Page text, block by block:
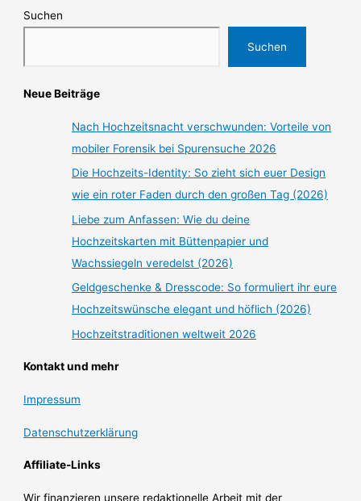
Suchen
Suchen
Neue Beiträge
Nach Hochzeitsnacht verschwunden: Vorteile von
mobiler Forensik bei Spurensuche 2026
Die Hochzeits-Identity: So zieht sich euer Design
wie ein roter Faden durch den großen Tag (2026)
Liebe zum Anfassen: Wie du deine
Hochzeitskarten mit Büttenpapier und
Wachssiegeln veredelst (2026)
Geldgeschenke & Dresscode: So formuliert ihr eure
Hochzeitswünsche elegant und höflich (2026)
Hochzeitstraditionen weltweit 2026
Kontakt und mehr
Impressum
Datenschutzerklärung
Affiliate-Links
Wir finanzieren unsere redaktionelle Arbeit mit der